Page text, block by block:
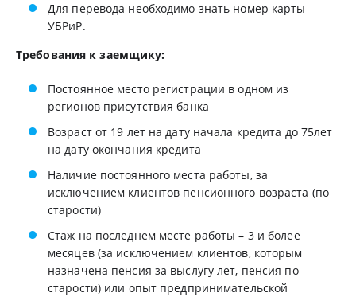
Для перевода необходимо знать номер карты
УБРиР.
Требования к заемщику:
Постоянное место регистрации в одном из
регионов присутствия банка
Возраст от 19 лет на дату начала кредита до 75лет
на дату окончания кредита
Наличие постоянного места работы, за
исключением клиентов пенсионного возраста (по
старости)
Стаж на последнем месте работы – 3 и более
месяцев (за исключением клиентов, которым
назначена пенсия за выслугу лет, пенсия по
старости) или опыт предпринимательской